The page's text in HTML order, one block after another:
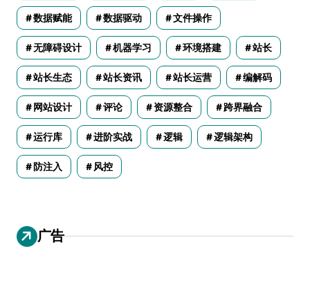
数据赋能 数据驱动 文件操作
无障碍设计 机器学习 环境搭建 站长
站长生态 站长资讯 站长运营 编解码
网站设计 评论 资源整合 跨界融合
运行库 进阶实战 逻辑 逻辑架构
防注入 风控
广告